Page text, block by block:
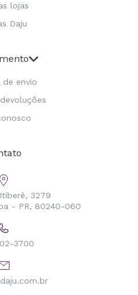
lojas
Daju
de envio
3279
- PR, 80240-060
3700